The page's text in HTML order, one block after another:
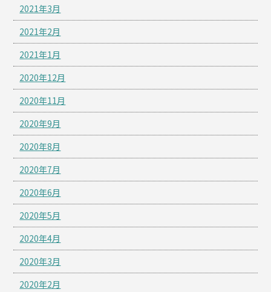
2021年3月
2021年2月
2021年1月
2020年12月
2020年11月
2020年9月
2020年8月
2020年7月
2020年6月
2020年5月
2020年4月
2020年3月
2020年2月